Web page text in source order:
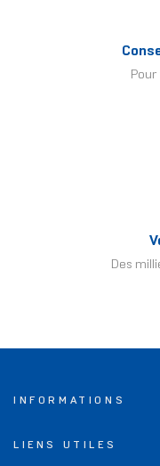
Des
INFORMATIONS
LIENS UTILES